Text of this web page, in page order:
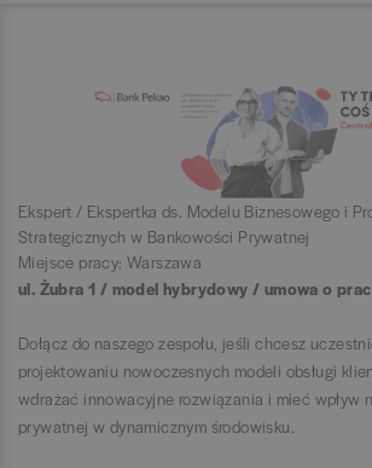
Ekspert / Ekspertka ds. Modelu Biznesowego i
Strategicznych w Bankowości Prywatnej
Miejsce pracy: Warszawa
ul. Żubra 1 / model hybrydowy / umowa o
Dołącz do naszego zespołu, jeśli chcesz
projektowaniu nowoczesnych modeli obsługi
wdrażać innowacyjne rozwiązania i mieć wpływ
prywatnej w dynamicznym środowisku.